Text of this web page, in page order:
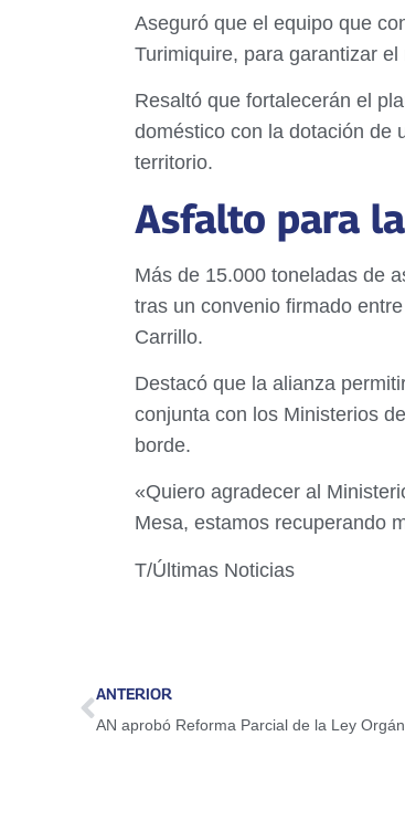
Aseguró que el equipo que
Turimiquire, para garantizar
Resaltó que fortalecerán el
doméstico con la dotación de
territorio.
Asfalto para
Más de 15.000 toneladas de
tras un convenio firmado
Carrillo.
Destacó que la alianza
conjunta con los Ministerios
borde.
«Quiero agradecer al
Mesa, estamos recuperando
T/Últimas Noticias
ANTERIOR
AN aprobó Reforma Parcial de la Ley